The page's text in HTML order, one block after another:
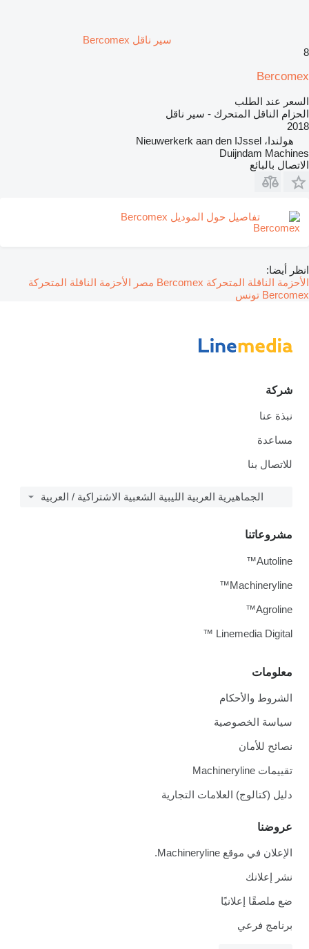
سير ناقل Bercomex
8
Bercomex
السعر عند الطلب
الحزام الناقل المتحرك - سير ناقل
2018
هولندا، Nieuwerkerk aan den IJssel
Duijndam Machines
الاتصال بالبائع
تفاصيل حول الموديل Bercomex
انظر أيضا:
الأحزمة الناقلة المتحركة Bercomex مصر
الأحزمة الناقلة المتحركة
Bercomex تونس
شركة
نبذة عنا
مساعدة
للاتصال بنا
الجماهيرية العربية الليبية الشعبية الاشتراكية / العربية
معلومات
الشروط والأحكام
سياسة الخصوصية
نصائح للأمان
تقييمات Machineryline
دليل (كتالوج) العلامات التجارية
عروضنا
الإعلان في موقع Machineryline.
نشر إعلانك
ضع ملصقًا إعلانيًا
برنامج فرعي
مشروعاتنا
Autoline™
Machineryline™
Agroline™
Linemedia Digital ™